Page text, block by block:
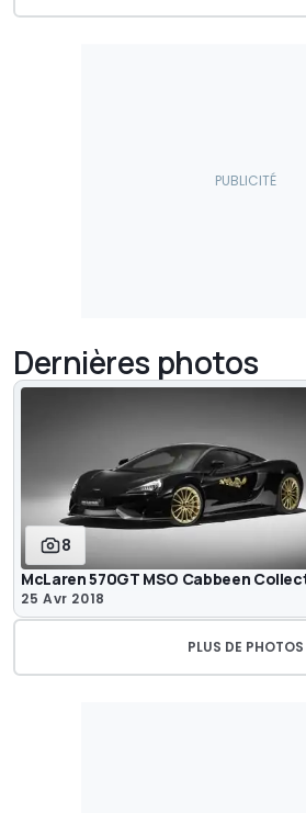
Dernières photos
8
McLaren 570GT MSO Cabbeen
25 Avr 2018
PLUS DE PHOTOS